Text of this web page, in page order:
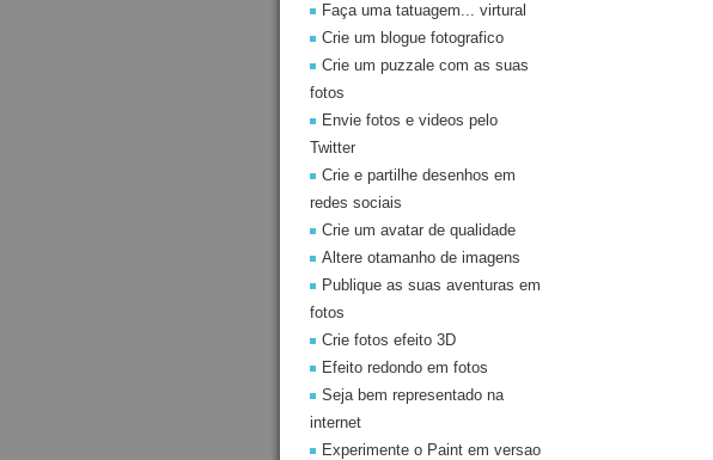
Faça uma tatuagem... virtural
Crie um blogue fotografico
Crie um puzzale com as suas
fotos
Envie fotos e videos pelo
Twitter
Crie e partilhe desenhos em
redes sociais
Crie um avatar de qualidade
Altere otamanho de imagens
Publique as suas aventuras em
fotos
Crie fotos efeito 3D
Efeito redondo em fotos
Seja bem representado na
internet
Experimente o Paint em versao